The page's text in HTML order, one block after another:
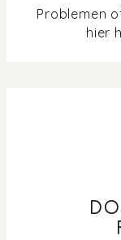
Vocht tegen
Waar vind ik
Wanneer
Wat doet een
tijdens het
Problemen
hier